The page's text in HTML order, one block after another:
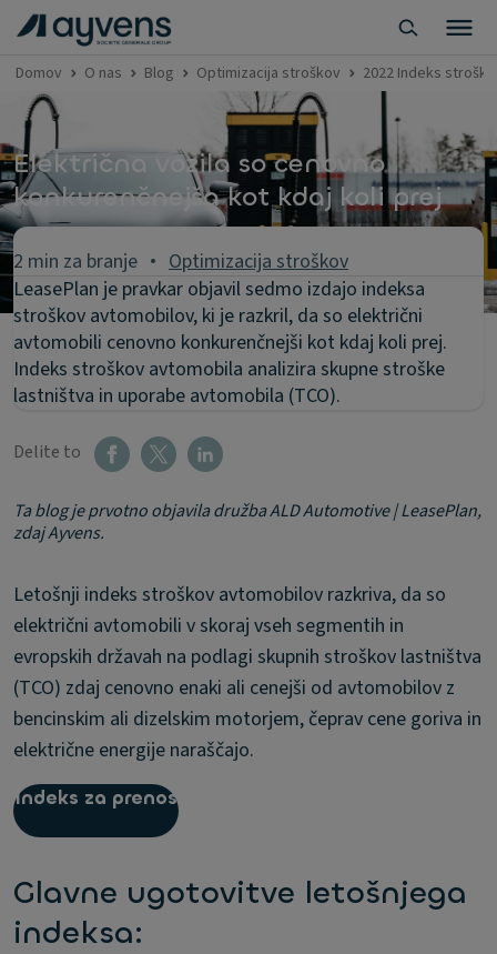
Domov O nas Blog Optimizacija stroškov 2022 Indeks
Električna vozila so cenovno
konkurenčnejša kot kdaj koli prej
2 min za branje
Optimizacija stroškov
LeasePlan je pravkar objavil sedmo izdajo indeksa
stroškov avtomobilov, ki je razkril, da so električni
avtomobili cenovno konkurenčnejši kot kdaj koli prej.
Indeks stroškov avtomobila analizira skupne stroške
lastništva in uporabe avtomobila (TCO).
Delite to
Ta blog je prvotno objavila družba ALD Automotive | LeasePlan,
zdaj Ayvens.
Letošnji indeks stroškov avtomobilov razkriva, da so
električni avtomobili v skoraj vseh segmentih in
evropskih državah na podlagi skupnih stroškov lastništva
(TCO) zdaj cenovno enaki ali cenejši od avtomobilov z
bencinskim ali dizelskim motorjem, čeprav cene goriva in
električne energije naraščajo.
Indeks za prenos
Glavne ugotovitve letošnjega
indeksa: